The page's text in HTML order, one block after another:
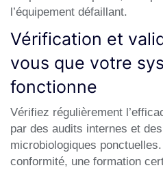
l’équipement défaillant.
Vérification et
vous que votre
fonctionne
Vérifiez régulièrement
par des audits internes et
microbiologiques
conformité, une formation